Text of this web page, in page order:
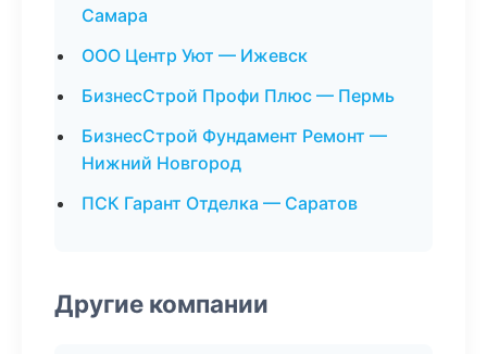
Самара
ООО Центр Уют — Ижевск
БизнесСтрой Профи Плюс — Пермь
БизнесСтрой Фундамент Ремонт —
Нижний Новгород
ПСК Гарант Отделка — Саратов
Другие компании